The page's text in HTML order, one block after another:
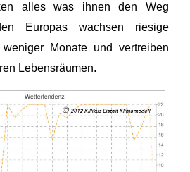
alles was ihnen den Weg
Europas wachsen riesige
Monate und vertreiben
Lebensräumen.